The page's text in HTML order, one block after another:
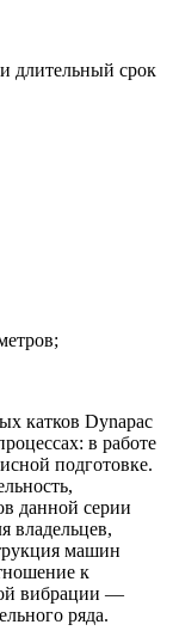
длительный срок
катков Dynapac
в работе
подготовке.
данной серии
владельцев,
машин
к
вибрации —
ряда.